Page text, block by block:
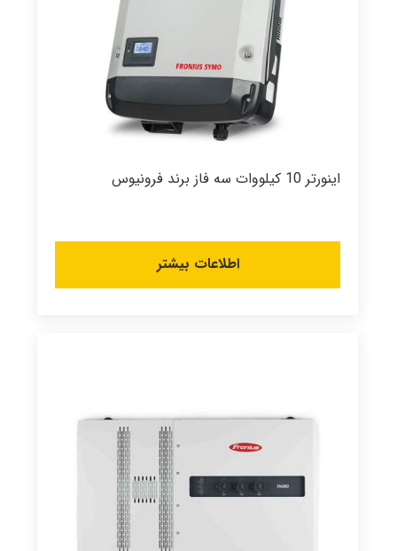
اینورتر 10 کیلووات سه فاز برند فرونیوس
اطلاعات بیشتر